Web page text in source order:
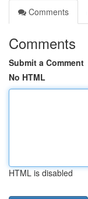
Comments
Comments
Submit a Comment
No HTML
HTML is disabled